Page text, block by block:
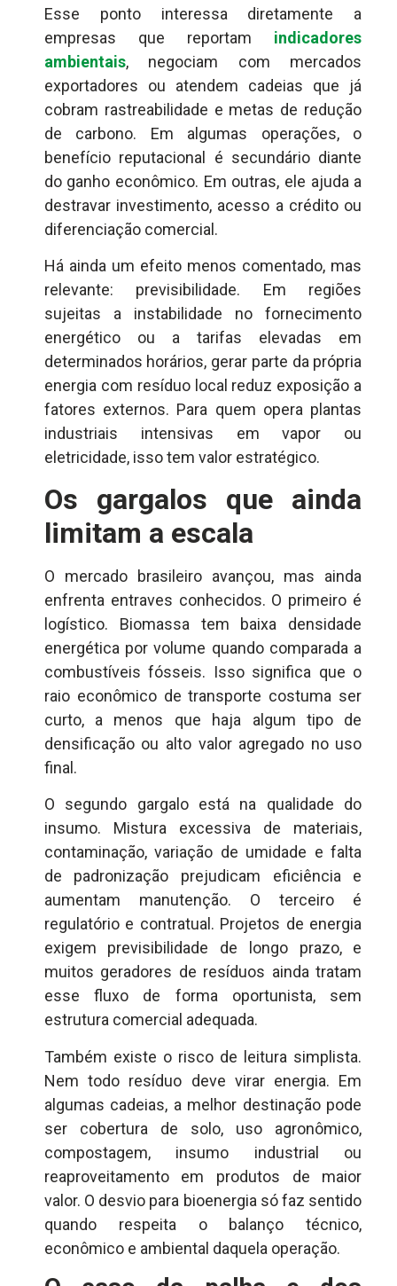
Esse ponto interessa diretamente a
empresas que reportam indicadores
ambientais, negociam com mercados
exportadores ou atendem cadeias que já
cobram rastreabilidade e metas de redução
de carbono. Em algumas operações, o
benefício reputacional é secundário diante
do ganho econômico. Em outras, ele ajuda a
destravar investimento, acesso a crédito ou
diferenciação comercial.
Há ainda um efeito menos comentado, mas
relevante: previsibilidade. Em regiões
sujeitas a instabilidade no fornecimento
energético ou a tarifas elevadas em
determinados horários, gerar parte da própria
energia com resíduo local reduz exposição a
fatores externos. Para quem opera plantas
industriais intensivas em vapor ou
eletricidade, isso tem valor estratégico.
Os gargalos que ainda
limitam a escala
O mercado brasileiro avançou, mas ainda
enfrenta entraves conhecidos. O primeiro é
logístico. Biomassa tem baixa densidade
energética por volume quando comparada a
combustíveis fósseis. Isso significa que o
raio econômico de transporte costuma ser
curto, a menos que haja algum tipo de
densificação ou alto valor agregado no uso
final.
O segundo gargalo está na qualidade do
insumo. Mistura excessiva de materiais,
contaminação, variação de umidade e falta
de padronização prejudicam eficiência e
aumentam manutenção. O terceiro é
regulatório e contratual. Projetos de energia
exigem previsibilidade de longo prazo, e
muitos geradores de resíduos ainda tratam
esse fluxo de forma oportunista, sem
estrutura comercial adequada.
Também existe o risco de leitura simplista.
Nem todo resíduo deve virar energia. Em
algumas cadeias, a melhor destinação pode
ser cobertura de solo, uso agronômico,
compostagem, insumo industrial ou
reaproveitamento em produtos de maior
valor. O desvio para bioenergia só faz sentido
quando respeita o balanço técnico,
econômico e ambiental daquela operação.